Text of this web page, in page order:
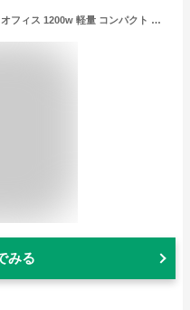
ヒーター 人感センサー 小型 足元 オフィス 1200w 軽量 コンパクト 暖房 電気ヒーター 電気ストーブ セラミックファンヒーター ホワイト アイリスオーヤマ ACH-E12C-W
みる